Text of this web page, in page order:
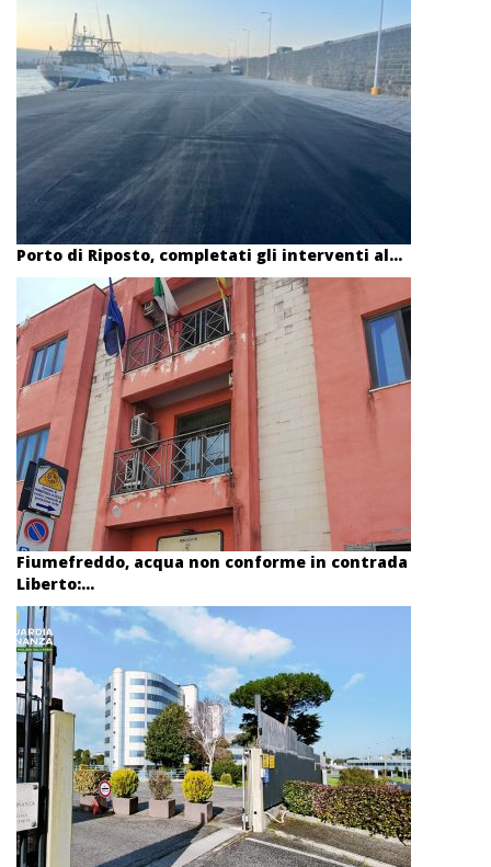
Porto di Riposto, completati gli interventi al...
Fiumefreddo, acqua non conforme in contrada
Liberto:...